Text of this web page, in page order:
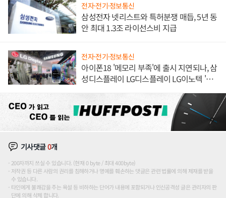
전자·전기·정보통신
삼성전자 넷리스트와 특허분쟁 매듭, 5년 동
안 최대 1.3조 라이선스비 지급
전자·전기·정보통신
아이폰18 '메모리 부족'에 출시 지연되나, 삼
성디스플레이 LG디스플레이 LG이노텍 '탈
기사댓글0개
200자까지 쓰실 수 있습니다. (현재 0 byte / 최대 400byte)
저작권 등 다른 사람의 권리를 침해하거나 명예를 훼손하는 댓글은 관련 법률에 의해 제재를 받을
수 있습니다.
타인에게 불쾌감을 주는 욕설 등 비하하는 단어가 내용에 포함되거나 인신공격성 글은 관리자의 판
단에 의해 삭제 합니다.